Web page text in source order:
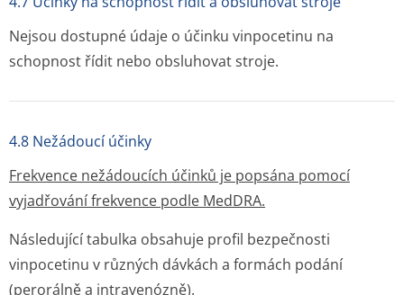
Nejsou dostupné údaje o účinku vinpocetinu na
schopnost řídit nebo obsluhovat stroje.
4.8 Nežádoucí účinky
Frekvence nežádoucích účinků je popsána pomocí
vyjadřování frekvence podle MedDRA.
Následující tabulka obsahuje profil bezpečnosti
vinpocetinu v různých dávkách a formách podání
(perorálně a intravenózně).